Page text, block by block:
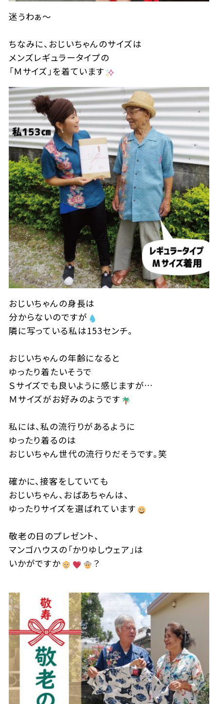
迷うわぁ～
ちなみに、おじいちゃんのサイズは
メンズレギュラータイプの
「Ｍサイズ」を着ています
おじいちゃんの身長は
分からないのですが
隣に写っている私は153センチ。
おじいちゃんの年齢になると
ゆったり着たいそうで
Ｓサイズでも良いように感じますが…
Ｍサイズがお好みのようです
私には、私の流行りがあるように
ゆったり着るのは
おじいちゃん世代の流行りだそうです。笑
確かに、接客をしていても
おじいちゃん、おばあちゃんは、
ゆったりサイズを選ばれています
敬老の日のプレゼント、
マンゴハウスの「かりゆしウェア」は
いかがですか
？